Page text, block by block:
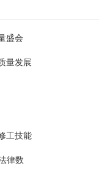
盛会
量发展
工技能
律数